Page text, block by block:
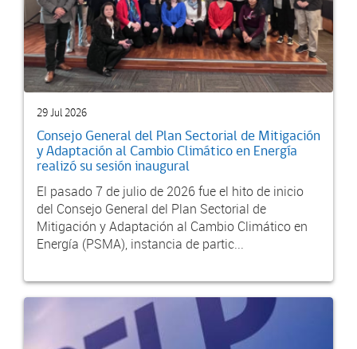
29 Jul 2026
Consejo General del Plan Sectorial de Mitigación
y Adaptación al Cambio Climático en Energía
realizó su sesión inaugural
El pasado 7 de julio de 2026 fue el hito de inicio
del Consejo General del Plan Sectorial de
Mitigación y Adaptación al Cambio Climático en
Energía (PSMA), instancia de partic...